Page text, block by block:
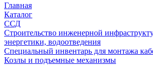
Главная
Каталог
ССД
Строительство инженерной
энергетики, водоотведения
Специальный инвентарь для монтажа
Козлы и подъемные механизмы